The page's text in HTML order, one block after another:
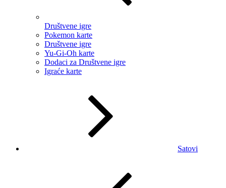
Društvene igre
Pokemon karte
Društvene igre
Yu-Gi-Oh karte
Dodaci za Društvene igre
Igraće karte
Satovi